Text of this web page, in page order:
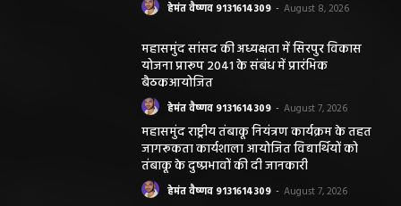
हेमंत वैष्णव 9131614309 - August 8, 2026
महासमुंद सांसद की अध्यक्षता में सिरपुर विकास
योजना प्रारूप 2041 के संबंध में प्रारंभिक
बैठकआयोजित
हेमंत वैष्णव 9131614309 - August 7, 2026
महासमुंद राष्ट्रीय तंबाकू नियंत्रण कार्यक्रम के तहत
जागरूकता कार्यशाला आयोजित विद्यार्थियों को
तंबाकू के दुष्प्रभावों की दी जानकारी
हेमंत वैष्णव 9131614309 - August 7, 2026